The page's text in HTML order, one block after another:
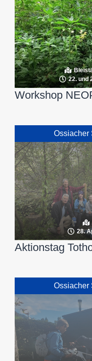
22. und
Workshop
Ossiacher
28.
Aktionstag
Ossiacher